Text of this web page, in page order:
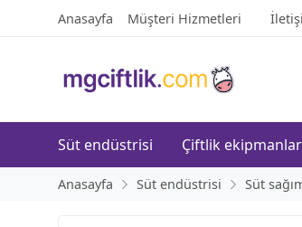
Anasayfa Müşteri Hizmetleri
Süt endüstrisi Çiftlik
Anasayfa Süt endüstrisi Süt